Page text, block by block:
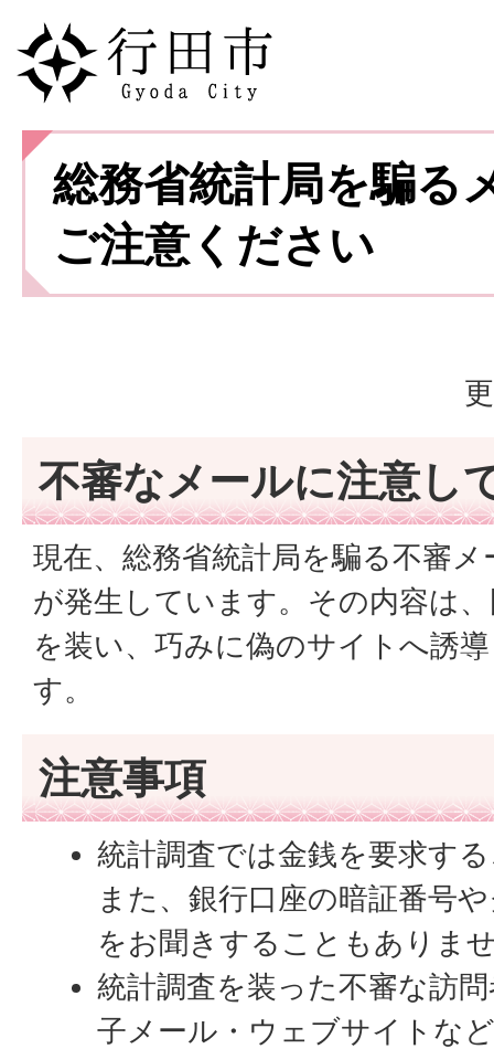
総務省統計局を騙る
ご注意ください
不審なメールに注意し
現在、総務省統計局を騙る不審
が発生しています。その内容は
を装い、巧みに偽のサイトへ誘
す。
注意事項
統計調査では金銭を要求す
また、銀行口座の暗証番号
をお聞きすることもありま
統計調査を装った不審な訪
子メール・ウェブサイトな